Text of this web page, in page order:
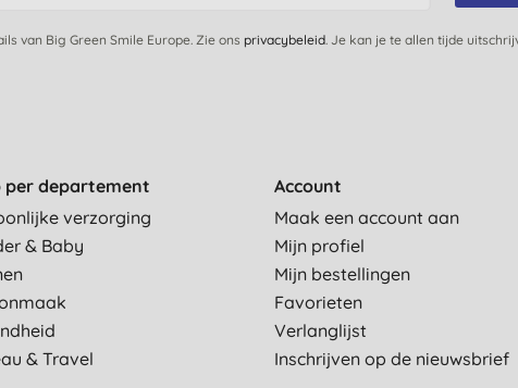
van Big Green Smile Europe. Zie ons privacybeleid. Je kan je te allen tijde
per departement
verzorging
& Baby
& Travel
Account
Maak een account aan
Mijn profiel
Mijn bestellingen
Favorieten
Verlanglijst
Inschrijven op de nieuwsbrief